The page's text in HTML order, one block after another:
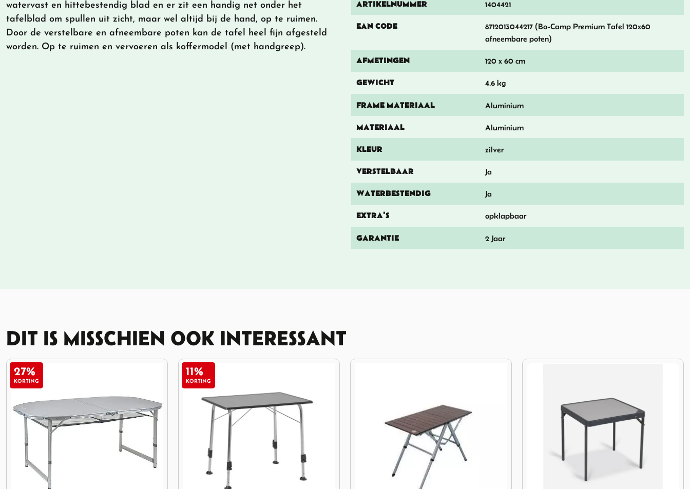
watervast en hittebestendig blad en er zit een handig net onder het
tafelblad om spullen uit zicht, maar wel altijd bij de hand, op te ruimen.
Door de verstelbare en afneembare poten kan de tafel heel fijn afgesteld
worden. Op te ruimen en vervoeren als koffermodel (met handgreep).
ARTIKELNUMMER 1404421
EAN CODE
8712013044217 (Bo-Camp Premium Tafel 120x60
afneembare poten)
AFMETINGEN 120 x 60 cm
GEWICHT 4.6 kg
FRAME MATERIAAL Aluminium
MATERIAAL Aluminium
KLEUR zilver
VERSTELBAAR Ja
WATERBESTENDIG Ja
EXTRA'S opklapbaar
GARANTIE 2 Jaar
DIT IS MISSCHIEN OOK INTERESSANT
11%
KORTING